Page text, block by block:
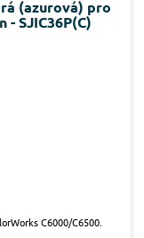
(azurová) pro
- SJIC36P(C)
C6000/C6500.